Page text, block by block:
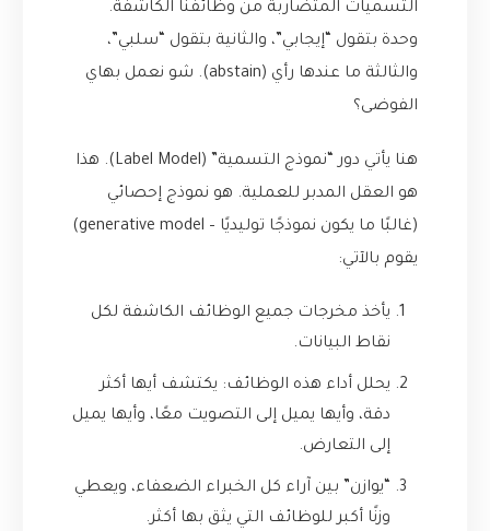
التسميات المتضاربة من وظائفنا الكاشفة.
وحدة بتقول “إيجابي”، والثانية بتقول “سلبي”،
والثالثة ما عندها رأي (abstain). شو نعمل بهاي
الفوضى؟
هنا يأتي دور “نموذج التسمية” (Label Model). هذا
هو العقل المدبر للعملية. هو نموذج إحصائي
(غالبًا ما يكون نموذجًا توليديًا – generative model)
يقوم بالآتي:
يأخذ مخرجات جميع الوظائف الكاشفة لكل
نقاط البيانات.
يحلل أداء هذه الوظائف: يكتشف أيها أكثر
دقة، وأيها يميل إلى التصويت معًا، وأيها يميل
إلى التعارض.
“يوازن” بين آراء كل الخبراء الضعفاء، ويعطي
وزنًا أكبر للوظائف التي يثق بها أكثر.